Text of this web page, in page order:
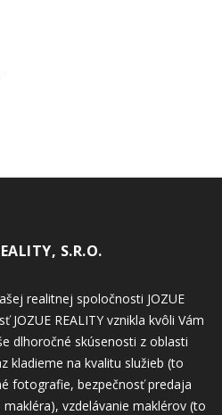
S.R.O.
realitnej spoločnosti JOZUE
JOZUE REALITY vznikla kvôli Vám
dlhoročné skúsenosti z oblasti
kladieme na kvalitu služieb (to
fotografie, bezpečnosť predaja
vzdelávanie maklérov (to